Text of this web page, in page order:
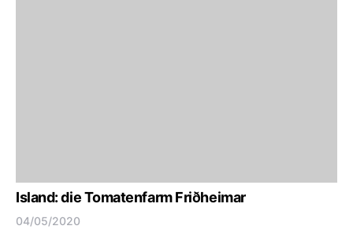
Island: die Tomatenfarm Friðheimar
04/05/2020